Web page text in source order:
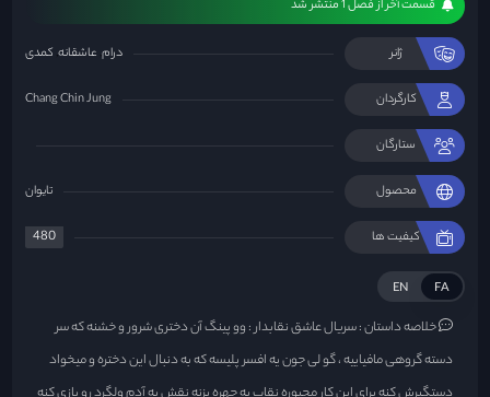
قسمت آخر از فصل 1 منتشر شد
ژانر درام عاشقانه کمدی
کارگردان Chang Chin Jung
ستارگان
محصول تایوان
کیفیت ها 480
FA
EN
خلاصه داستان :سریال عاشق نقابدار : وو پینگ آن دختری شرور و خشنه که سر
دسته گروهی مافیاییه ، گو لی جون یه افسر پلیسه که به دنبال این دختره و میخواد